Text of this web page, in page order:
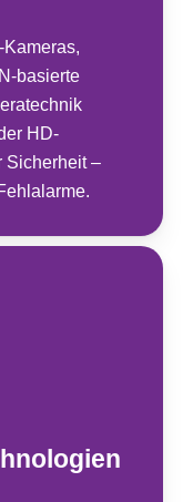
basierte
HD-
Sicherheit –